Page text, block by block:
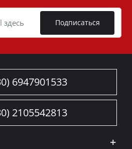
Подписаться
6947901533
2105542813